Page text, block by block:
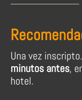
Una vez
minutos antes,
hotel.